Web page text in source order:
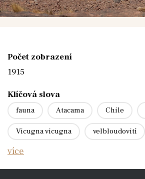
Počet zobrazení
1915
Klíčová slova
fauna Atacama Chile
Vicugna vicugna velbloudovití
více